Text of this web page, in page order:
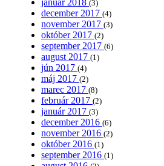
január 2018 (3)
december 2017 (4)
november 2017 (3)
október 2017 (2)
september 2017 (6)
august 2017 (1)
jún 2017 (4)
máj 2017 (2)
marec 2017 (8)
február 2017 (2)
január 2017 (3)
december 2016 (6)
november 2016 (2)
október 2016 (1)
september 2016 (1)